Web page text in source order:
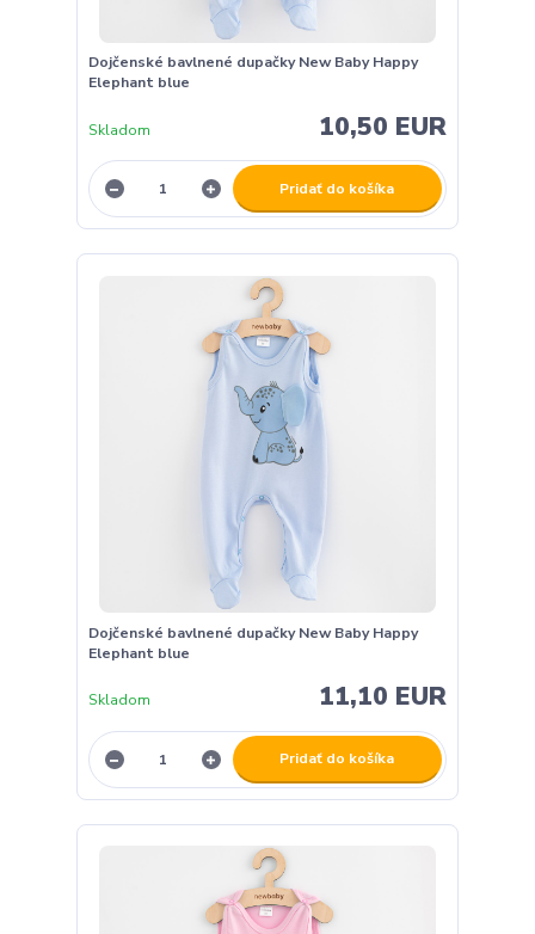
Dojčenské bavlnené dupačky New Baby Happy
Elephant blue
10,50 EUR
Skladom
Pridať do košíka
Dojčenské bavlnené dupačky New Baby Happy
Elephant blue
11,10 EUR
Skladom
Pridať do košíka